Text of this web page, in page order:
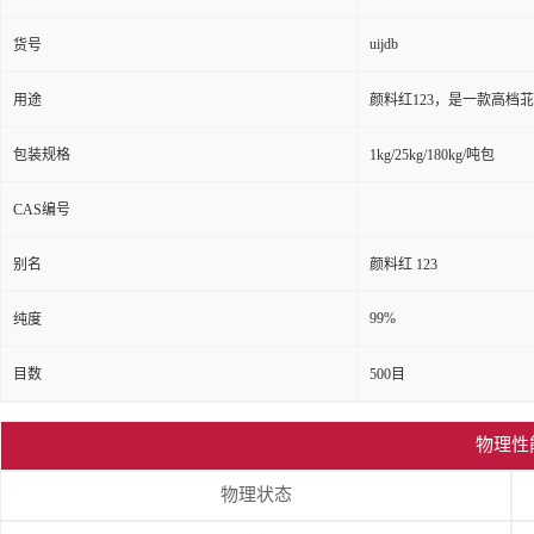
货号 uijdb
用途 颜料红123，是一款高档
包装规格 1kg/25kg/180kg/吨包
CAS编号
别名 颜料红 123
纯度 99%
目数 500目
物理性
物理状态